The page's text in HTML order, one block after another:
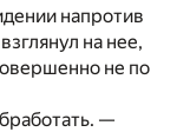
напротив
на нее,
не по
—